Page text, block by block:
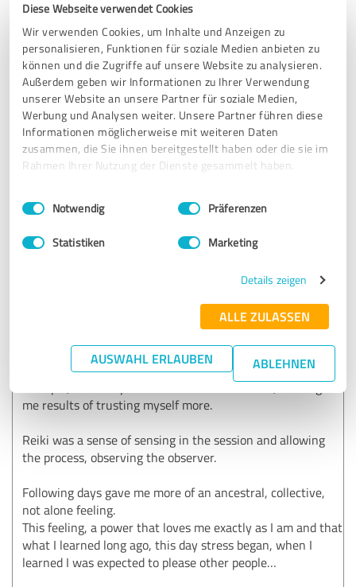
Diese Webseite verwendet Cookies
Wir verwenden Cookies, um Inhalte und Anzeigen zu
personalisieren, Funktionen für soziale Medien anbieten zu
können und die Zugriffe auf unsere Website zu analysieren.
Außerdem geben wir Informationen zu Ihrer Verwendung
unserer Website an unsere Partner für soziale Medien,
Werbung und Analysen weiter. Unsere Partner führen diese
Informationen möglicherweise mit weiteren Daten
zusammen, die Sie ihnen bereitgestellt haben oder die sie im
Rahmen Ihrer Nutzung der Dienste gesammelt haben.
Impressum Datenschutzbestimmungen
Einwilligungsauswahl
Notwendig Präferenzen
Statistiken Marketing
Details zeigen
ALLE ZULASSEN
AUSWAHL ERLAUBEN ABLEHNEN
meinem Sein auf deiner SoulJourney. Je bunter sie ist
um so mehr dürfen wir dabei erfahren, wachsen und
lernen.
Es geht um dich und deinen Weg zurück zu deiner
Essenz - das ist das Wichtigste!
Bis bald und alles, alles Liebe!
5,00 von 5
SEHR GUT Empfehlung
A review of sessions with Candice Joyce
Each session was a unique experience whether Candice did
Shiatsu was a body experience that allowed me to rest
more deeply and for many days.
Candice always gave me a sentence to reflect on, for
example, observe your intuitive instincts more, which gave
me results of trusting myself more.
Reiki was a sense of sensing in the session and allowing
the process, observing the observer.
Following days gave me more of an ancestral, collective,
not alone feeling.
This feeling, a power that loves me exactly as I am and that
what I learned long ago, this day stress began, when I
learned I was expected to please other people…